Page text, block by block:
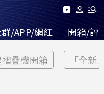
/APP/網紅 開箱/評
摺疊機開箱 「全新